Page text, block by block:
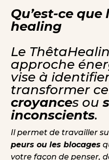
Qu’est-ce
healing
Le
approche
vise à
transformer
croyances ou
inconscients.
Il permet de travailler
peurs ou les blocages
votre façon de penser,